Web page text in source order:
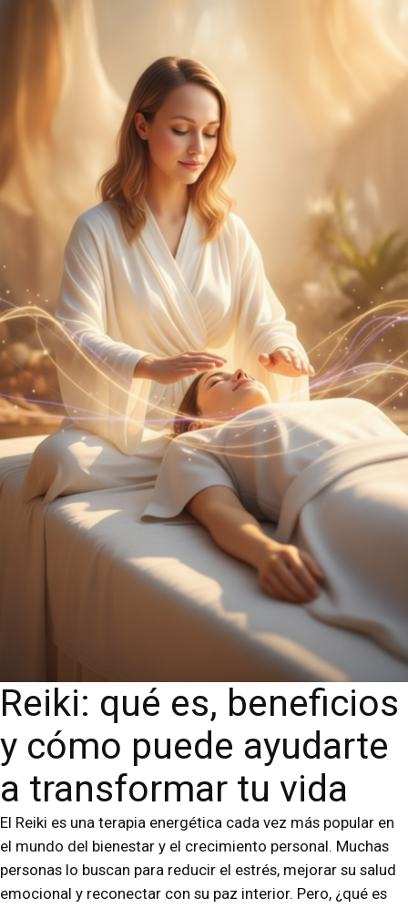
Reiki: qué es, beneficios
y cómo puede ayudarte
a transformar tu vida
El Reiki es una terapia energética cada vez más popular en
el mundo del bienestar y el crecimiento personal. Muchas
personas lo buscan para reducir el estrés, mejorar su salud
emocional y reconectar con su paz interior. Pero, ¿qué es